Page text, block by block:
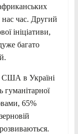
нас час. Другий
ініціативи,
багато
в Україні
гуманітарної
65%